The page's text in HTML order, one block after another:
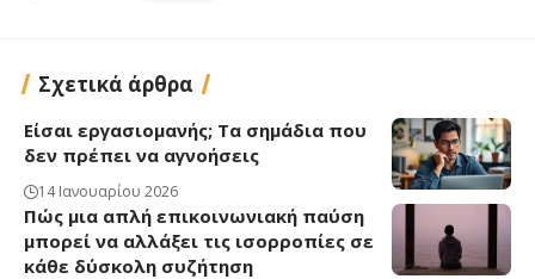
Σχετικά άρθρα
Είσαι εργασιομανής; Τα σημάδια που
δεν πρέπει να αγνοήσεις
14 Ιανουαρίου 2026
Πώς μια απλή επικοινωνιακή παύση
μπορεί να αλλάξει τις ισορροπίες σε
κάθε δύσκολη συζήτηση